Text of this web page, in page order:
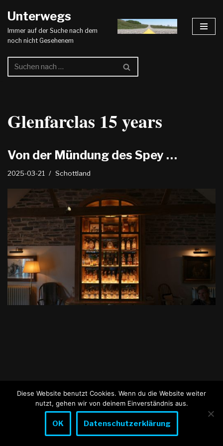
Zum
Inhalt
Unterwegs
Immer auf der Suche nach dem
noch nicht Gesehenem
Glenfarclas 15 years
Von der Mündung des Spey …
2025-03-21 Schottland
Neve | Präsentiert vonWordPress
Diese Website benutzt Cookies. Wenn du die Website weiter
nutzt, gehen wir von deinem Einverständnis aus.
OK Datenschutzerklärung